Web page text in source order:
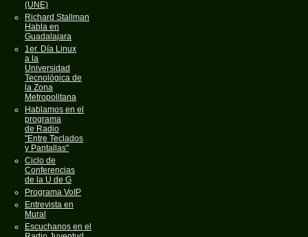
(UNE)
Richard Stallman
Habla en
Guadalajara
1er. Día Linux
a la
Universidad
Tecnológica de
la Zona
Metropolitana
Hablamos en el
programa
de Radio
"Entre Teclados
y Pantallas"
Ciclo de
Conferencias
de la U de G
Programa VoIP
Entrevista en
Mural
Escuchanos en el